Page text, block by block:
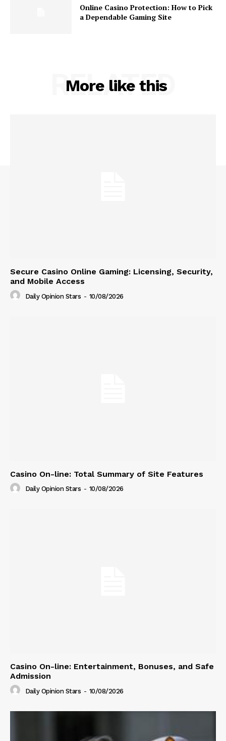
Online Casino Protection: How to Pick
a Dependable Gaming Site
More like this
RELATED
Secure Casino Online Gaming: Licensing, Security,
and Mobile Access
Daily Opinion Stars - 10/08/2026
Casino On-line: Total Summary of Site Features
Daily Opinion Stars - 10/08/2026
Casino On-line: Entertainment, Bonuses, and Safe
Admission
Daily Opinion Stars - 10/08/2026